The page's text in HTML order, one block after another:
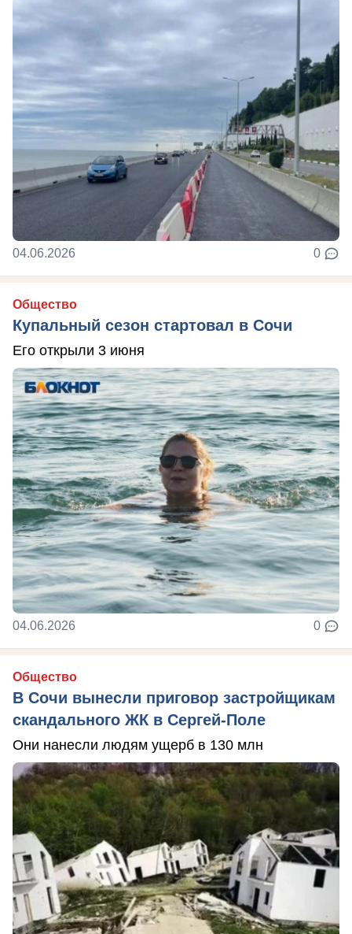
04.06.2026 0
Общество
Купальный сезон стартовал в Сочи
Его открыли 3 июня
04.06.2026 0
Общество
В Сочи вынесли приговор застройщикам
скандального ЖК в Сергей-Поле
Они нанесли людям ущерб в 130 млн